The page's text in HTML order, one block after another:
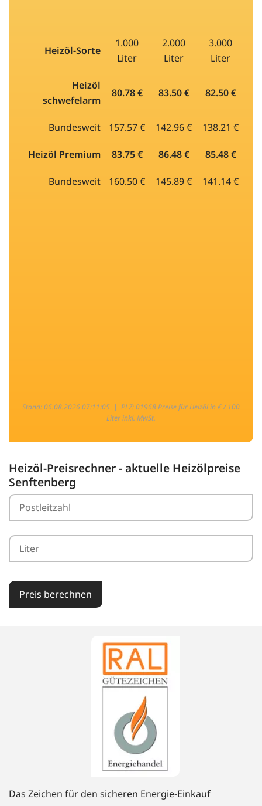
Heizöl-Sorte
1.000
Liter
2.000
Liter
3.000
Liter
Heizöl
schwefelarm
80.78 € 83.50 € 82.50 €
Bundesweit 157.57 € 142.96 € 138.21 €
Heizöl Premium 83.75 € 86.48 € 85.48 €
Bundesweit 160.50 € 145.89 € 141.14 €
Stand: 06.08.2026 07:11:05 | PLZ: 01968 Preise für Heizöl in € / 100
Liter inkl. MwSt.
Heizöl-Preisrechner - aktuelle Heizölpreise
Senftenberg
Preis berechnen
Das Zeichen für den sicheren Energie-Einkauf